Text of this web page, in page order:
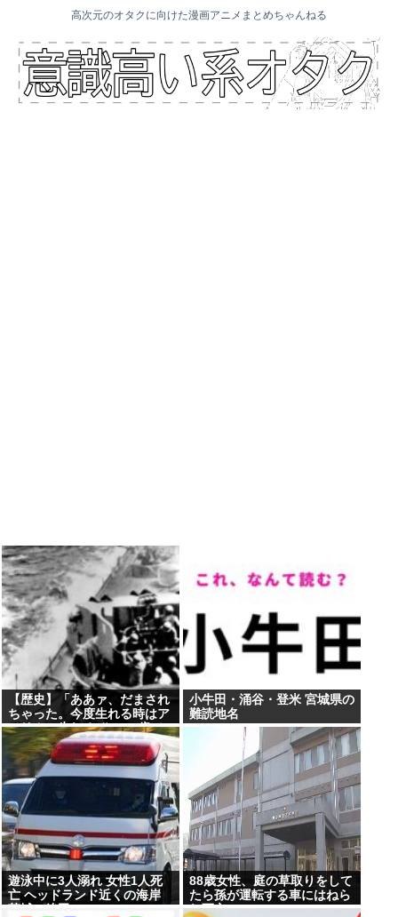
高次元のオタクに向けた漫画アニメまとめちゃんねる
【歴史】「ああァ、だまされ
ちゃった。今度生れる時はア
メリカへ生れるぞ」 22歳で
戦死した特攻隊員が出撃前の
日記に残した”本音”
小牛田・涌谷・登米 宮城県の
難読地名
遊泳中に3人溺れ 女性1人死
亡 ヘッドランド近くの海岸
茨城・鉾田
88歳女性、庭の草取りをして
たら孫が運転する車にはねら
れ死亡